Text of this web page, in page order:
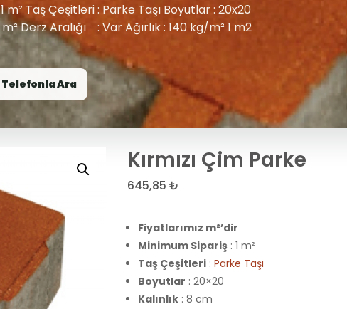
m² Taş Çeşitleri : Parke Taşı Boyutlar : 20x20
Derz Aralığı : Var Ağırlık : 140 kg/m² 1 m2
Telefonla Ara
Kırmızı Çim Parke
645,85 ₺
Fiyatlarımız m²’dir
Minimum Sipariş : 1 m²
Taş Çeşitleri : Parke Taşı
Boyutlar : 20×20
Kalınlık : 8 cm